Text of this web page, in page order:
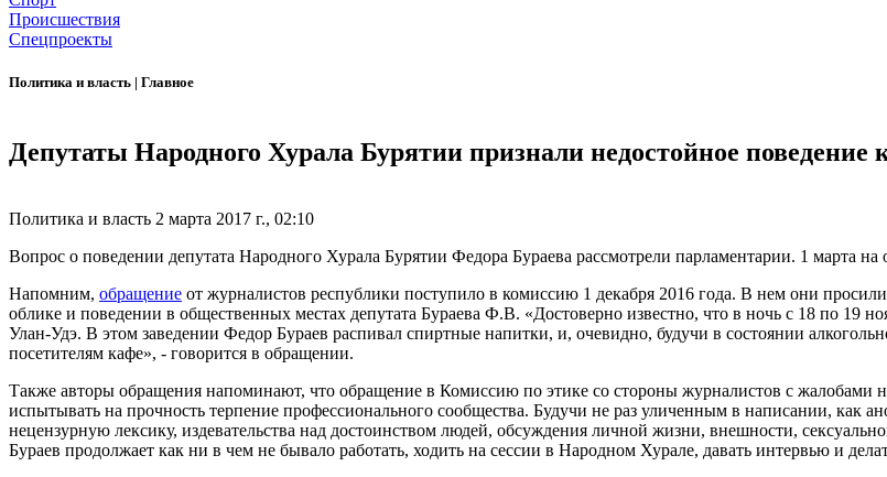
Происшествия
Спецпроекты
Политика и власть | Главное
Депутаты Народного Хурала Бурятии признали недостойное поведение
Политика и власть 2 марта 2017 г., 02:10
Вопрос о поведении депутата Народного Хурала Бурятии Федора Бураева рассмотрели парламентарии. 1 марта
Напомним, обращение от журналистов республики поступило в комиссию 1 декабря 2016 года. В нем они
облике и поведении в общественных местах депутата Бураева Ф.В. «Достоверно известно, что в ночь с 18 по 19
Улан-Удэ. В этом заведении Федор Бураев распивал спиртные напитки, и, очевидно, будучи в состоянии
посетителям кафе», - говорится в обращении.
Также авторы обращения напоминают, что обращение в Комиссию по этике со стороны журналистов с жалобами
испытывать на прочность терпение профессионального сообщества. Будучи не раз уличенным в написании, как
нецензурную лексику, издевательства над достоинством людей, обсуждения личной жизни, внешности,
Бураев продолжает как ни в чем не бывало работать, ходить на сессии в Народном Хурале, давать интервью и